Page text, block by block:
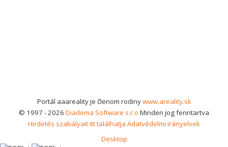
Portál aaareality je členom rodinywww.areality.sk
© 1997 - 2026 Diadema Software s.r.o Minden jog fenntartva
Hirdetés szabályait itt találhatja Adatvédelmi irányelvek
Desktop